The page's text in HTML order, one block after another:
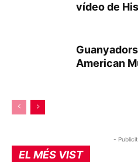
vídeo de
American
-
EL MÉS VIST